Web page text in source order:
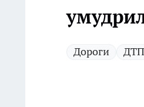
Дороги ДТП